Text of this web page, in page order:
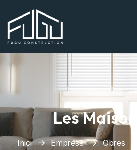
Les
Inici Empresa Obres